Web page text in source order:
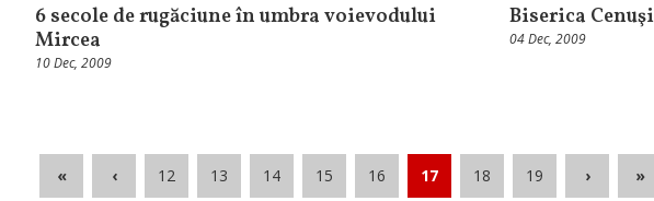
6 secole de rugăciune în umbra voievodului
Mircea
10 Dec, 2009
Biserica
04 Dec, 2009
« ‹ 12 13 14 15 16 17 18 19 › »